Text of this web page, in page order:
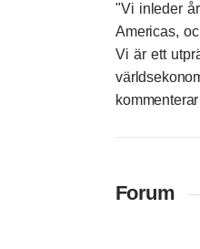
"Vi inleder
Americas,
Vi är ett
Forum